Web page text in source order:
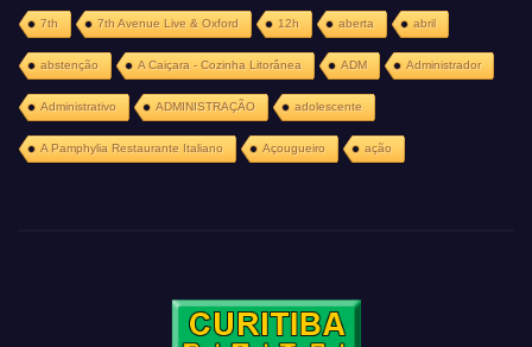
7th 7th Avenue Live & Oxford 12h aberta abril
abstenção A Caiçara - Cozinha Litorânea ADM Administrador
Administrativo ADMINISTRAÇÃO adolescente
A Pamphylia Restaurante Italiano Açougueiro ação